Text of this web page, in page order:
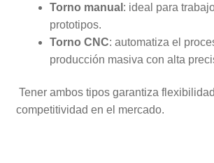
Torno manual : ideal para
prototipos.
Torno CNC: automatiza el
producción masiva con alta
Tener ambos tipos garantiza
competitividad en el mercado.